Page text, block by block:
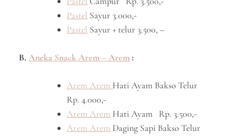
Pastel Sayur 3.000,-
Pastel Sayur + telur 3.500, –
B.Aneka Snack Arem – Arem :
Arem Arem Hati Ayam Bakso Telur
Rp. 4.000,-
Arem Arem Hati Ayam Rp. 3.500,-
Arem Arem Daging Sapi Bakso Telur